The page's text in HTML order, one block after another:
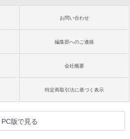
お問い合わせ
編集部へのご連絡
会社概要
特定商取引法に基づく表示
PC版で見る